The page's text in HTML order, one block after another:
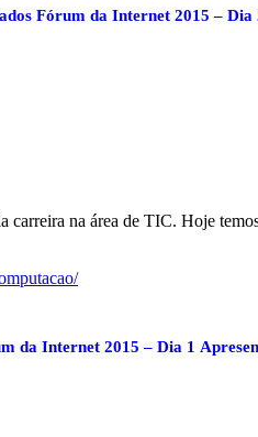
Fórum da Internet 2015 – Dia
na área de TIC. Hoje
da Internet 2015 – Dia 1